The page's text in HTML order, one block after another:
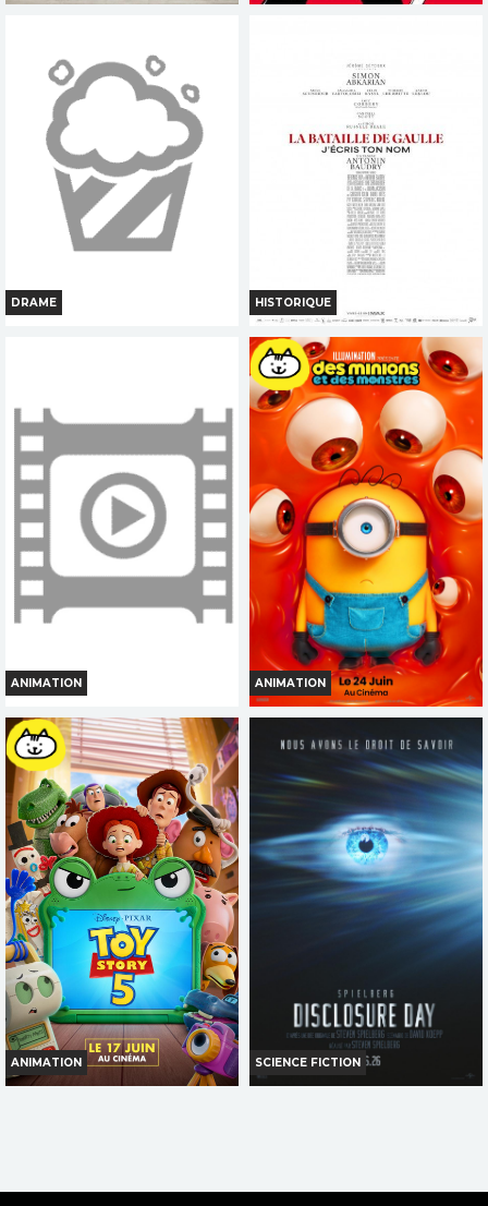
Horaires et Infos
Bande-annonce
Réservation
TOUT PUBLIC
Horaires et Infos
Bande-annonce
Réservation
TOUT PUBLIC
DRAME
Bande-annonce
Réservation
TOUT PUBLIC
VOST
HISTORIQUE
LA BATAILLE DE GAULLE
J'ECRIS TON NOM (PARTIE 2)
Horaires et Infos
Bande-annonce
Réservation
TOUT PUBLIC
VF
ANIMATION
IN WAVES
Horaires et Infos
Bande-annonce
Réservation
TOUT PUBLIC
VF
ANIMATION
MONSTRES
Horaires et Infos
Bande-annonce
Réservation
TOUT PUBLIC
VF
ANIMATION
Bande-annonce
SCIENCE FICTION
Bande-annonce